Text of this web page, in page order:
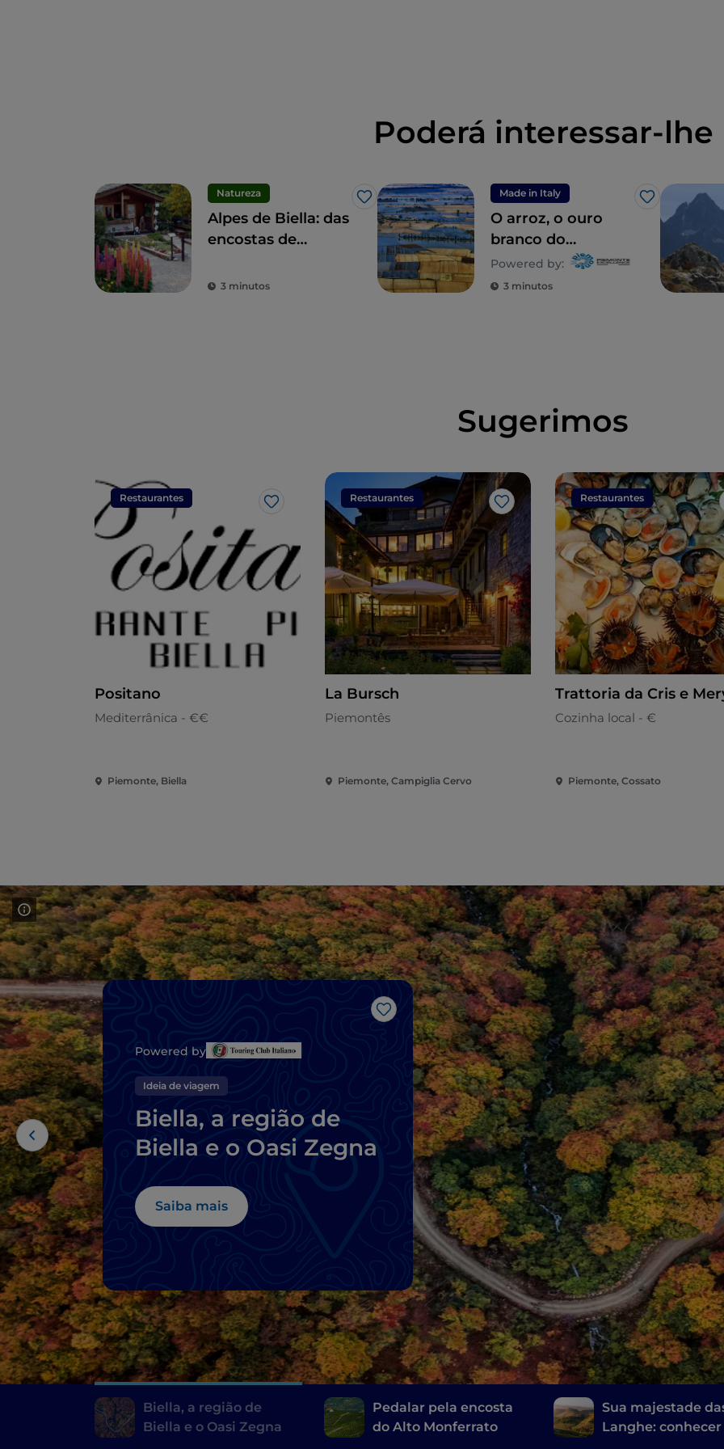
Poderá interessar-lhe
Natureza
Gosto
Alpes de Biella: das
encostas de
Monte Sacro de
3 minutos
Made in Italy
Gosto
O arroz, o ouro
branco do
Piemonte
Powered by:
3 minutos
Sugerimos
Restaurantes
Gosto
Positano
Mediterrânica - €€
Piemonte, Biella
Restaurantes
Gosto
La Bursch
Piemontês
Piemonte, Campiglia Cervo
Restaurantes
Trattoria da Cris e
Cozinha local - €
Piemonte, Cossato
Gosto
Powered by
Ideia de viagem
Biella, a região de
Biella e o Oasi Zegna
Saiba mais
Biella, a região de
Biella e o Oasi Zegna
Pedalar pela encosta
do Alto Monferrato
Sua majestade
Langhe: conhecer